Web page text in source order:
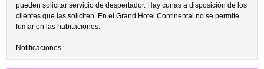
pueden solicitar servicio de despertador. Hay cunas a disposición de los
clientes que las soliciten. En el Grand Hotel Continental no se permite
fumar en las habitaciones.
Notificaciones: